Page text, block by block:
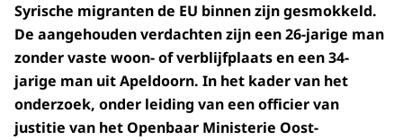
Syrische migranten de EU binnen zijn gesmokkeld.
De aangehouden verdachten zijn een 26-jarige man
zonder vaste woon- of verblijfplaats en een 34-
jarige man uit Apeldoorn. In het kader van het
onderzoek, onder leiding van een officier van
justitie van het Openbaar Ministerie Oost-